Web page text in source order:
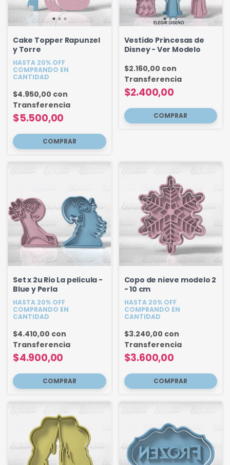
Cake Topper Rapunzel
y Torre
HASTA 20% OFF
COMPRANDO EN
CANTIDAD
$5.500,00
$4.950,00 con
Transferencia
Vestido Princesas de
Disney - Ver Modelo
$2.400,00
$2.160,00 con
Transferencia
COMPRAR
Set x 2u Rio La pelicula -
Blue y Perla
HASTA 20% OFF
COMPRANDO EN
CANTIDAD
$4.900,00
$4.410,00 con
Transferencia
Copo de nieve modelo 2
- 10 cm
HASTA 20% OFF
COMPRANDO EN
CANTIDAD
$3.600,00
$3.240,00 con
Transferencia